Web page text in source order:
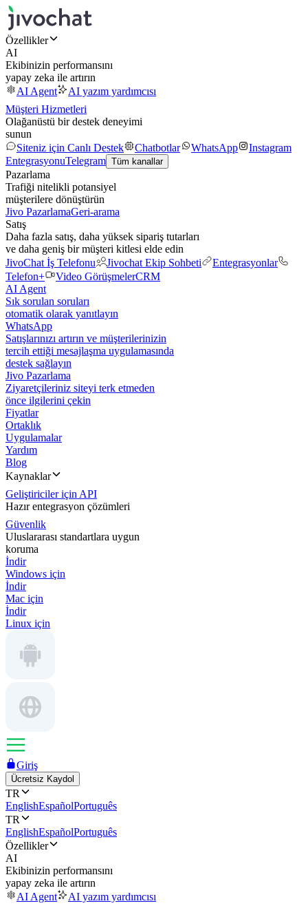
Özellikler
AI
Ekibinizin performansını
yapay zeka ile artırın
AI Agent
AI yazım yardımcısı
Müşteri Hizmetleri
Olağanüstü bir destek deneyimi
sunun
Siteniz için Canlı Destek
Chatbotlar WhatsApp
Instagram
EntegrasyonuTelegram Tüm kanallar
Pazarlama
Trafiği nitelikli potansiyel
müşterilere dönüştürün
Jivo PazarlamaGeri-arama
Satış
Daha fazla satış, daha yüksek sipariş tutarları
ve daha geniş bir müşteri kitlesi elde edin
JivoChat İş Telefonu
Jivochat Ekip Sohbeti
Entegrasyonlar
Telefon+
Video GörüşmelerCRM
AI Agent
Sık sorulan soruları
otomatik olarak yanıtlayın
WhatsApp
Satışlarınızı artırın ve müşterilerinizin
tercih ettiği mesajlaşma uygulamasında
destek sağlayın
Jivo Pazarlama
Ziyaretçileriniz siteyi terk etmeden
önce ilgilerini çekin
Fiyatlar
Ortaklık
Uygulamalar
Yardım
Blog
Kaynaklar
Geliştiriciler için API
Hazır entegrasyon çözümleri
Güvenlik
Uluslararası standartlara uygun
koruma
İndir
Windows için
İndir
Mac için
İndir
Linux için
Giriş
Ücretsiz Kaydol
TR
EnglishEspañolPortuguês
TR
EnglishEspañolPortuguês
Özellikler
AI
Ekibinizin performansını
yapay zeka ile artırın
AI Agent
AI yazım yardımcısı